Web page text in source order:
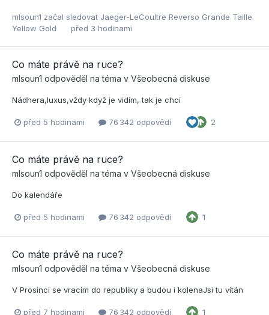
mlsoun1 začal sledovat Jaeger-LeCoultre Reverso Grande Taille
Yellow Gold
před 3 hodinami
Co máte právě na ruce?
mlsoun1 odpověděl na téma v Všeobecná diskuse
Nádhera,luxus,vždy když je vidím, tak je chci
před 5 hodinami 76 342 odpovědí 2
Co máte právě na ruce?
mlsoun1 odpověděl na téma v Všeobecná diskuse
Do kalendáře
před 5 hodinami 76 342 odpovědí 1
Co máte právě na ruce?
mlsoun1 odpověděl na téma v Všeobecná diskuse
V Prosinci se vracím do republiky a budou i kolenaJsi tu vítán
před 7 hodinami 76 342 odpovědí 1